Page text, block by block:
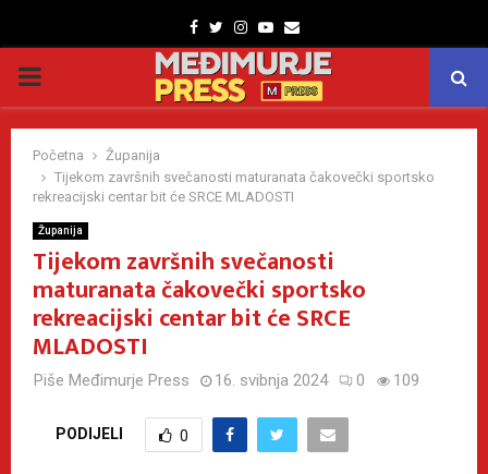
Facebook
TwitterInstagram
Youtube
Email
PRIMARY
MENU
Početna
Županija
Tijekom završnih svečanosti maturanata čakovečki sportsko
rekreacijski centar bit će SRCE MLADOSTI
Županija
Tijekom završnih svečanosti
maturanata čakovečki sportsko
rekreacijski centar bit će SRCE
MLADOSTI
Piše Međimurje Press 16. svibnja 2024 0 109
PODIJELI 0